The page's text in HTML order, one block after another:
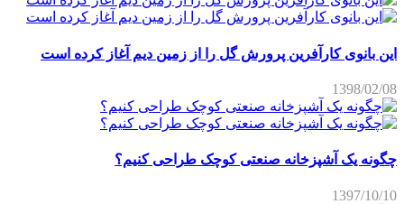
این بانوی کارآفرین پرورش گل را از زمین دیم آغاز کرده است
1398/02/08
چگونه یک آشپزخانه صنعتی کوچک طراحی کنیم؟
1397/10/10